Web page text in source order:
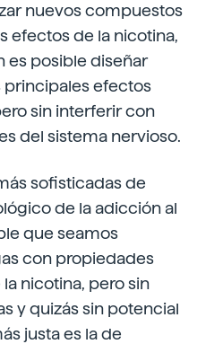
nuevos compuestos
efectos de la nicotina,
es posible diseñar
principales efectos
sin interferir con
del sistema nervioso.
sofisticadas de
de la adicción al
que seamos
con propiedades
nicotina, pero sin
y quizás sin potencial
justa es la de